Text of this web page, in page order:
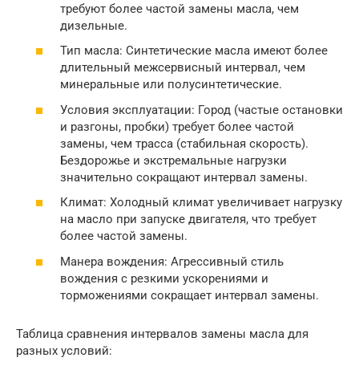
требуют более частой замены масла, чем
дизельные.
Тип масла: Синтетические масла имеют более
длительный межсервисный интервал, чем
минеральные или полусинтетические.
Условия эксплуатации: Город (частые остановки
и разгоны, пробки) требует более частой
замены, чем трасса (стабильная скорость).
Бездорожье и экстремальные нагрузки
значительно сокращают интервал замены.
Климат: Холодный климат увеличивает нагрузку
на масло при запуске двигателя, что требует
более частой замены.
Манера вождения: Агрессивный стиль
вождения с резкими ускорениями и
торможениями сокращает интервал замены.
Таблица сравнения интервалов замены масла для
разных условий: